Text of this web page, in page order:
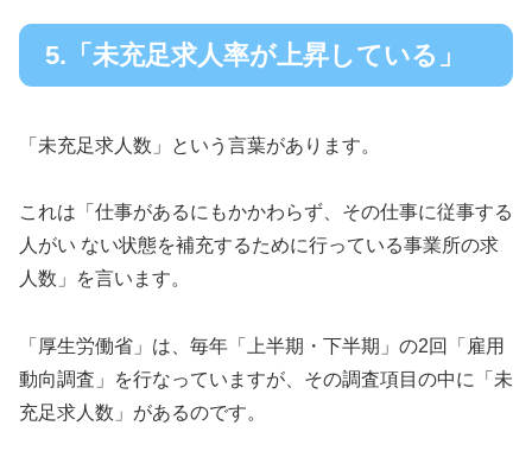
5.「未充足求人率が上昇している」
「未充足求人数」という言葉があります。
これは「仕事があるにもかかわらず、その仕事に従事する
人がい ない状態を補充するために行っている事業所の求
人数」を言います。
「厚生労働省」は、毎年「上半期・下半期」の2回「雇用
動向調査」を行なっていますが、その調査項目の中に「未
充足求人数」があるのです。